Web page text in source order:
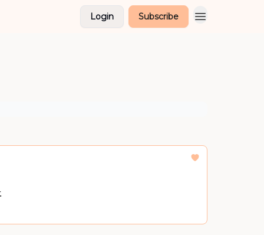
Login Subscribe